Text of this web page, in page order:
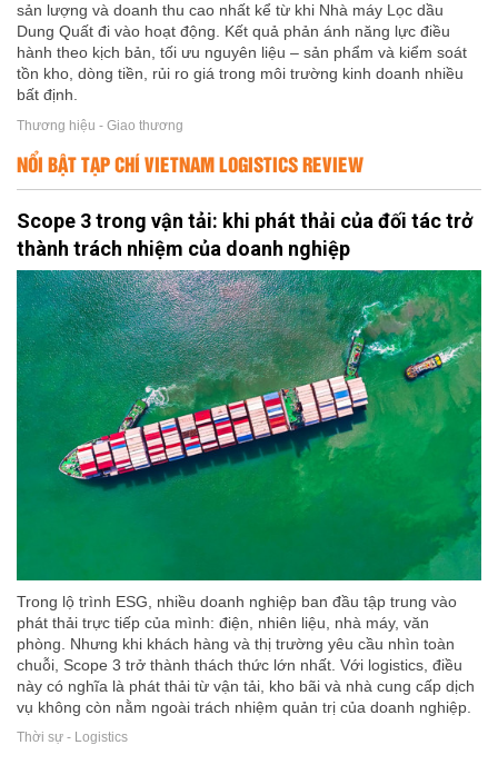
sản lượng và doanh thu cao nhất kể từ khi Nhà máy Lọc dầu
Dung Quất đi vào hoạt động. Kết quả phản ánh năng lực điều
hành theo kịch bản, tối ưu nguyên liệu – sản phẩm và kiểm soát
tồn kho, dòng tiền, rủi ro giá trong môi trường kinh doanh nhiều
bất định.
Thương hiệu - Giao thương
NỔI BẬT TẠP CHÍ VIETNAM LOGISTICS REVIEW
Scope 3 trong vận tải: khi phát thải của đối tác trở
thành trách nhiệm của doanh nghiệp
Trong lộ trình ESG, nhiều doanh nghiệp ban đầu tập trung vào
phát thải trực tiếp của mình: điện, nhiên liệu, nhà máy, văn
phòng. Nhưng khi khách hàng và thị trường yêu cầu nhìn toàn
chuỗi, Scope 3 trở thành thách thức lớn nhất. Với logistics, điều
này có nghĩa là phát thải từ vận tải, kho bãi và nhà cung cấp dịch
vụ không còn nằm ngoài trách nhiệm quản trị của doanh nghiệp.
Thời sự - Logistics